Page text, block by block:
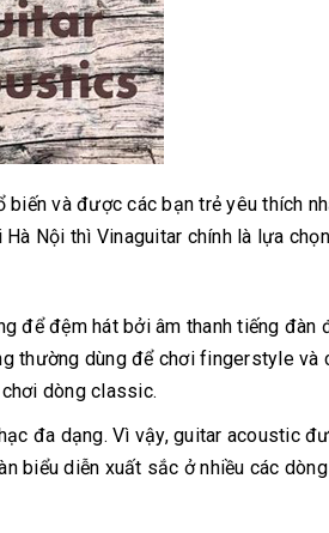
và được các bạn trẻ yêu thích
Nội thì Vinaguitar chính là lựa
để đệm hát bởi âm thanh tiếng đàn
thường dùng để chơi fingerstyle và
dòng classic.
đa dạng. Vì vậy, guitar acoustic
biểu diễn xuất sắc ở nhiều các